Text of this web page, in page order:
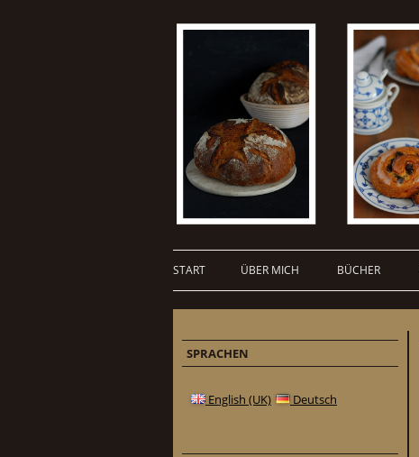
START ÜBER MICH BÜCHER
SPRACHEN
English (UK) Deutsch